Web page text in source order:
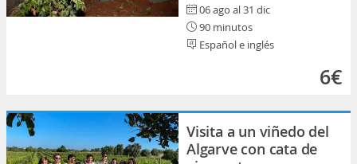
06 ago al 31 dic
90 minutos
Español e inglés
6€
Visita a un viñedo del
Algarve con cata de